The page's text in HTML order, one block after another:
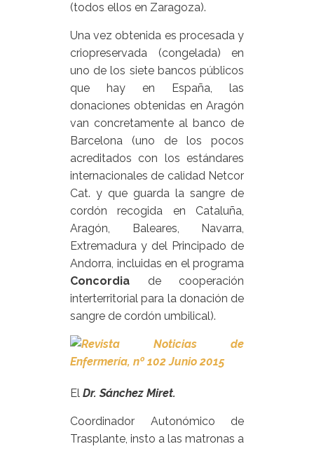
(todos ellos en Zaragoza).
Una vez obtenida es procesada y
criopreservada (congelada) en
uno de los siete bancos públicos
que hay en España, las
donaciones obtenidas en Aragón
van concretamente al banco de
Barcelona (uno de los pocos
acreditados con los estándares
internacionales de calidad Netcor
Cat. y que guarda la sangre de
cordón recogida en Cataluña,
Aragón, Baleares, Navarra,
Extremadura y del Principado de
Andorra, incluidas en el programa
Concordia de cooperación
interterritorial para la donación de
sangre de cordón umbilical).
El Dr. Sánchez Miret.
Coordinador Autonómico de
Trasplante, insto a las matronas a